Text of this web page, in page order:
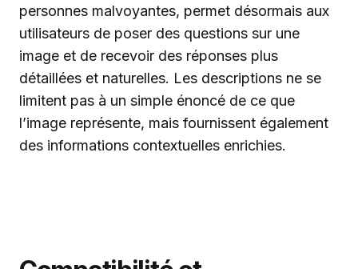
personnes malvoyantes, permet désormais aux
utilisateurs de poser des questions sur une
image et de recevoir des réponses plus
détaillées et naturelles. Les descriptions ne se
limitent pas à un simple énoncé de ce que
l’image représente, mais fournissent également
des informations contextuelles enrichies.